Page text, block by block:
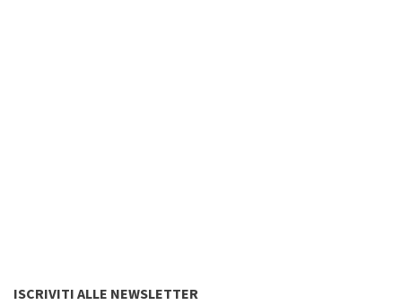
ISCRIVITI ALLE NEWSLETTER